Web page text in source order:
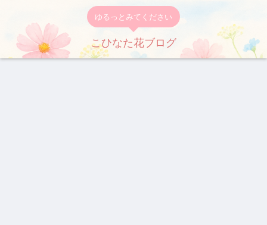
ゆるっとみてください
こひなた花ブログ